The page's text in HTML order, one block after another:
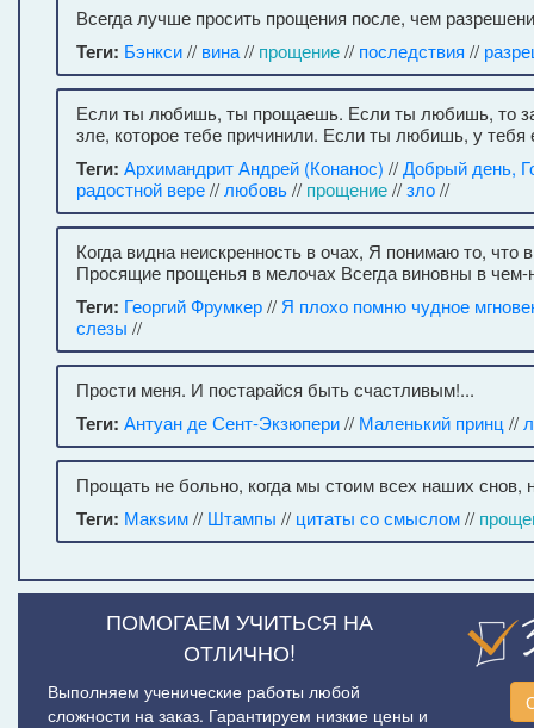
Всегда лучше просить прощения после, чем
Теги: Бэнкси// вина// прощение// последствия //
Если ты любишь, ты прощаешь. Если ты любишь, то
зле, которое тебе причинили. Если ты любишь, у тебя
Теги: Архимандрит Андрей (Конанос) //Добрый день,
радостной вере// любовь// прощение//зло//
Когда видна неискренность в очах, Я понимаю то, что
Просящие прощенья в мелочах Всегда виновны в чем-
Теги: Георгий Фрумкер// Я плохо помню чудное
слезы //
Прости меня. И постарайся быть счастливым!...
Теги: Антуан де Сент-Экзюпери// Маленький принц //
Прощать не больно, когда мы стоим всех наших снов,
Теги: Макsим// Штампы // цитаты со смыслом//
ПОМОГАЕМ УЧИТЬСЯ НА
ОТЛИЧНО!
Выполняем ученические работы любой
сложности на заказ. Гарантируем низкие цены и